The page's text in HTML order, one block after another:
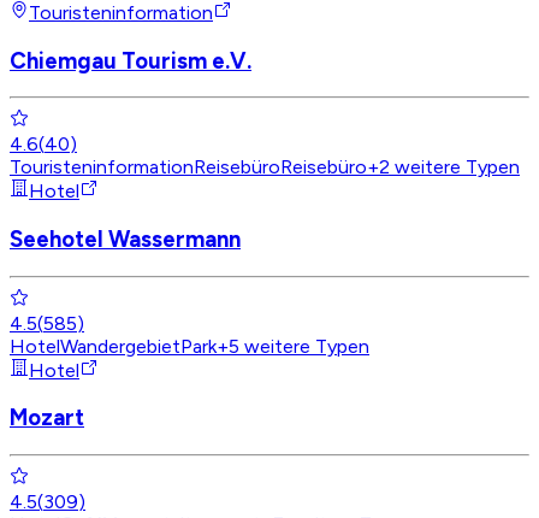
Touristeninformation
Chiemgau Tourism e.V.
4.6(40)
TouristeninformationReisebüroReisebüro+2 weitere Typen
Hotel
Seehotel Wassermann
4.5(585)
HotelWandergebietPark+5 weitere Typen
Hotel
Mozart
4.5(309)